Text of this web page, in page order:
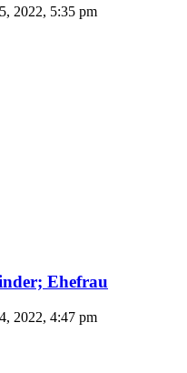
2022, 5:35 pm
Ehefrau
2022, 4:47 pm